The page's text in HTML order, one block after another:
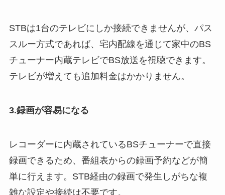
STBは1台のテレビにしか接続できませんが、パス
スルー方式であれば、宅内配線を通じて家中のBS
チューナー内蔵テレビでBS放送を視聴できます。
テレビが増えても追加料金はかかりません。
3.録画が容易になる
レコーダーに内蔵されているBSチューナーで直接
録画できるため、番組表からの録画予約などが簡
単に行えます。STB経由の録画で発生しがちな複
雑な設定や接続は不要です。